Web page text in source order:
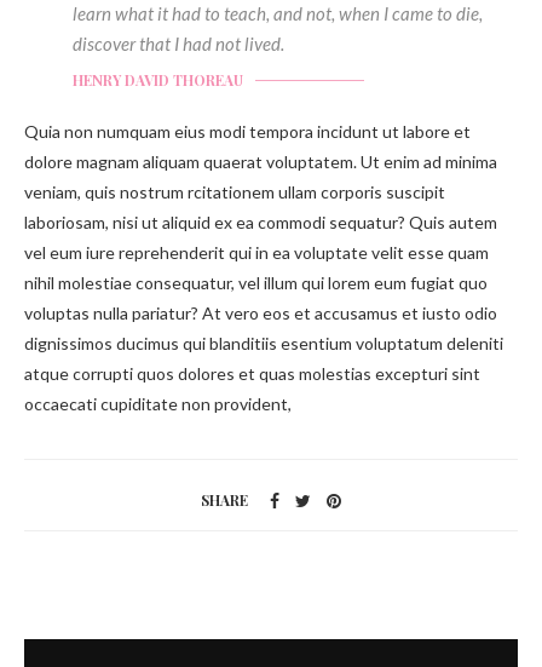
learn what it had to teach, and not, when I came to die,
discover that I had not lived.
HENRY DAVID THOREAU
Quia non numquam eius modi tempora incidunt ut labore et
dolore magnam aliquam quaerat voluptatem. Ut enim ad minima
veniam, quis nostrum rcitationem ullam corporis suscipit
laboriosam, nisi ut aliquid ex ea commodi sequatur? Quis autem
vel eum iure reprehenderit qui in ea voluptate velit esse quam
nihil molestiae consequatur, vel illum qui lorem eum fugiat quo
voluptas nulla pariatur? At vero eos et accusamus et iusto odio
dignissimos ducimus qui blanditiis esentium voluptatum deleniti
atque corrupti quos dolores et quas molestias excepturi sint
occaecati cupiditate non provident,
SHARE